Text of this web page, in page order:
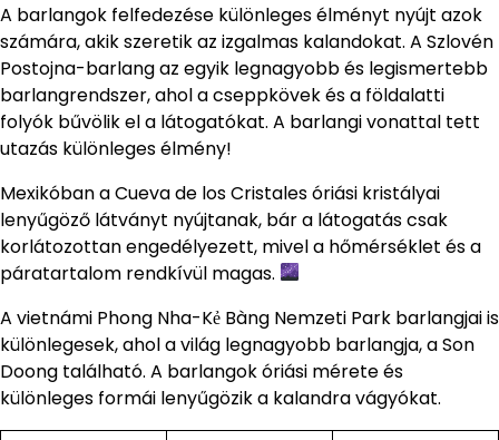
A barlangok felfedezése különleges élményt nyújt azok
számára, akik szeretik az izgalmas kalandokat. A Szlovén
Postojna-barlang az egyik legnagyobb és legismertebb
barlangrendszer, ahol a cseppkövek és a földalatti
folyók bűvölik el a látogatókat. A barlangi vonattal tett
utazás különleges élmény!
Mexikóban a Cueva de los Cristales óriási kristályai
lenyűgöző látványt nyújtanak, bár a látogatás csak
korlátozottan engedélyezett, mivel a hőmérséklet és a
páratartalom rendkívül magas.
A vietnámi Phong Nha-Kẻ Bàng Nemzeti Park barlangjai is
különlegesek, ahol a világ legnagyobb barlangja, a Son
Doong található. A barlangok óriási mérete és
különleges formái lenyűgözik a kalandra vágyókat.